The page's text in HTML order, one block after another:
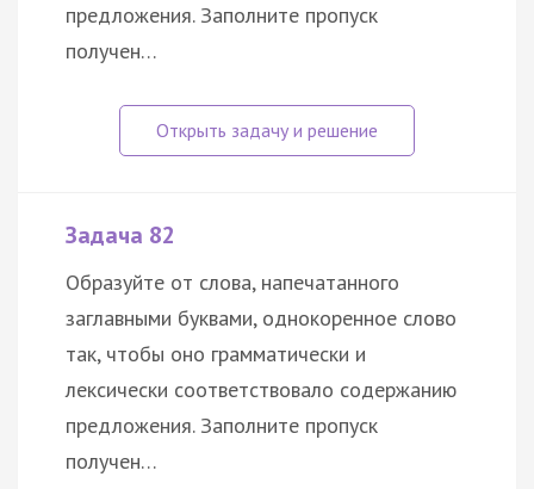
предложения. Заполните пропуск
получен…
Задача 82
Образуйте от слова, напечатанного
заглавными буквами, однокоренное слово
так, чтобы оно грамматически и
лексически соответствовало содержанию
предложения. Заполните пропуск
получен…